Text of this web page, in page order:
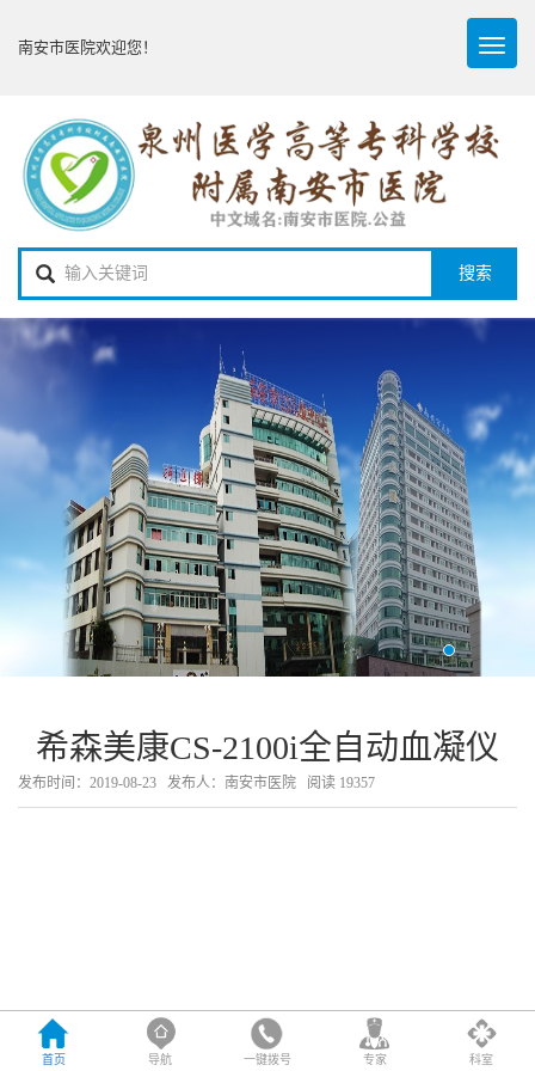
南安市医院欢迎您！
搜索
希森美康CS-2100i全自动血凝仪
发布时间：2019-08-23 发布人：南安市医院 阅读 19357
首页 导航 一键拨号 专家 科室